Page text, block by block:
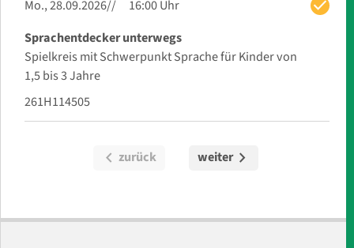
check
Mo., 28.09.2026
16:00 Uhr
Sprachentdecker unterwegs
Spielkreis mit Schwerpunkt Sprache für Kinder von
1,5 bis 3 Jahre
261H114505
chevron_left zurück weiterchevron_right